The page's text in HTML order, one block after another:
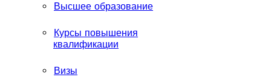
Высшее образование
Курсы повышения
квалификации
Визы